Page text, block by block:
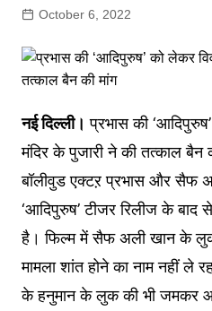
October 6, 2022
नई दिल्ली। प्रभास की
मंदिर के पुजारी ने की तत्काल बैन
बॉलीवुड एक्टऱ प्रभास और सैफ
‘आदिपुरुष’ टीजर रिलीज के बाद
है। फिल्म में सैफ अली खान के
मामला शांत होने का नाम नहीं ले
के हनुमान के लुक की भी जमकर